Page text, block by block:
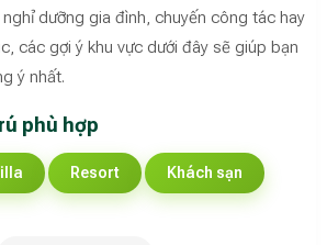
dưỡng gia đình, chuyến công tác hay
các gợi ý khu vực dưới đây sẽ giúp bạn
ý nhất.
phù hợp
Resort Khách sạn